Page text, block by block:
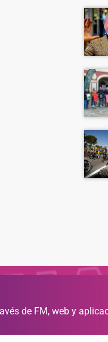
de FM, web y